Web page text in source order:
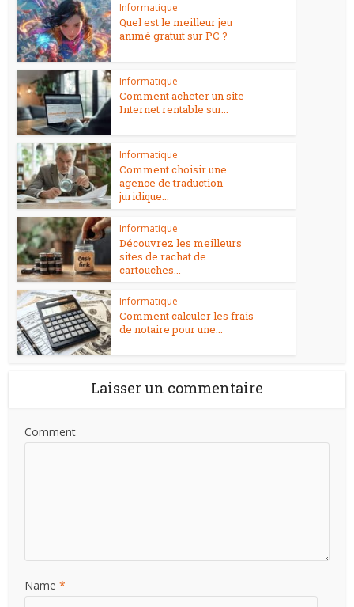
Informatique
Quel est le meilleur jeu
animé gratuit sur PC ?
Informatique
Comment acheter un site
Internet rentable sur...
Informatique
Comment choisir une
agence de traduction
juridique...
Informatique
Découvrez les meilleurs
sites de rachat de
cartouches...
Informatique
Comment calculer les frais
de notaire pour une...
Laisser un commentaire
Comment
Name *